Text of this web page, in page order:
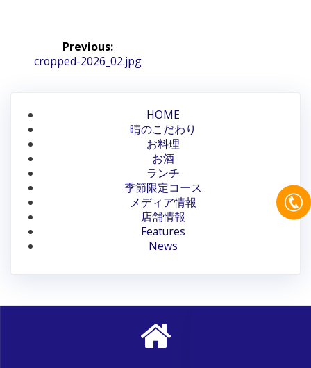
ビ
ゲ
ー
シ
ョ
ン
Previous:
Previous
cropped-2026_02.jpg
HOME
晴のこだわり
お料理
お酒
ランチ
季節限定コース
メディア情報
店舗情報
Features
News